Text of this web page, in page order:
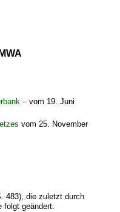
–vom 19. Juni
vom 25. November
483), die zuletzt durch
folgt geändert: